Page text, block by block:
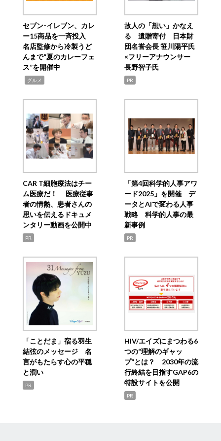
セブン‐イレブン、カレ
ー15商品を一斉投入
名店監修から冷製うど
んまで“夏のカレーフェ
ス”を開催中
グルメ
故人の「想い」かなえ
る 遺贈寄付 日本財
団名誉会長 笹川陽平氏
×フリーアナウンサー
長野智子氏
PR
CAR T細胞療法はチー
ム医療だ！ 医療従事
者の情熱、患者さんの
思いを伝えるドキュメ
ンタリー動画を公開中
PR
「第4回科学的人事アワ
ード2025」を開催 デ
ータとAIで変わる人事
戦略 科学的人事の最
新事例
PR
「ことだま」宿る羽生
結弦のメッセージ 名
言がもたらす心の平穏
と潤い
PR
HIV/エイズにまつわる6
つの“理解のギャッ
プ”とは？ 2030年の流
行終結を目指すGAP6の
特設サイトを公開
PR